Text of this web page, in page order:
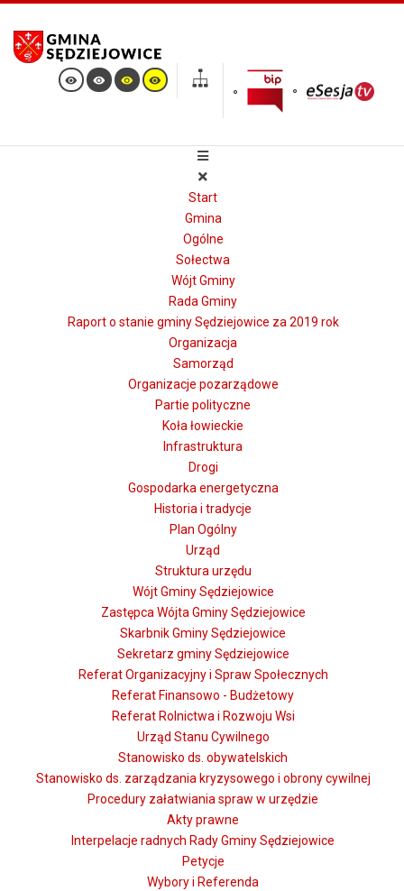
Start
Gmina
Ogólne
Sołectwa
Wójt Gminy
Rada Gminy
Raport o stanie gminy Sędziejowice za 2019 rok
Organizacja
Samorząd
Organizacje pozarządowe
Partie polityczne
Koła łowieckie
Infrastruktura
Drogi
Gospodarka energetyczna
Historia i tradycje
Plan Ogólny
Urząd
Struktura urzędu
Wójt Gminy Sędziejowice
Zastępca Wójta Gminy Sędziejowice
Skarbnik Gminy Sędziejowice
Sekretarz gminy Sędziejowice
Referat Organizacyjny i Spraw Społecznych
Referat Finansowo - Budżetowy
Referat Rolnictwa i Rozwoju Wsi
Urząd Stanu Cywilnego
Stanowisko ds. obywatelskich
Stanowisko ds. zarządzania kryzysowego i obrony cywilnej
Procedury załatwiania spraw w urzędzie
Akty prawne
Interpelacje radnych Rady Gminy Sędziejowice
Petycje
Wybory i Referenda